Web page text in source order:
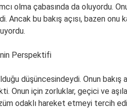
olma çabasında da oluyordu.
Ancak bu bakış açısı, bazen
Perspektifi
düşüncesindeydi. Onun bakış
Onun için zorluklar, geçici ve
odaklı hareket etmeyi tercih